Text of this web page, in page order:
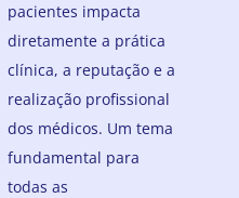
pacientes impacta
diretamente a prática
clínica, a reputação e a
realização profissional
dos médicos. Um tema
fundamental para
todas as